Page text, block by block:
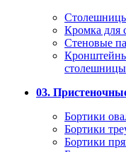
Кромка для
Стеновые
столешницы
03.
Бортики
Бортики
Бортики